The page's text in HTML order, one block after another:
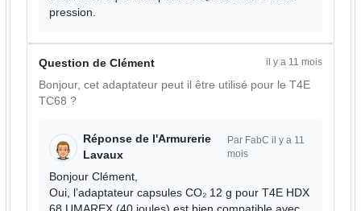
pression.
Question de Clément il y a 11 mois
Bonjour, cet adaptateur peut il être utilisé pour le T4E
TC68 ?
Réponse de l'Armurerie
Lavaux
Par FabC il y a 11
mois
Bonjour Clément,
Oui, l’adaptateur capsules CO₂ 12 g pour T4E HDX